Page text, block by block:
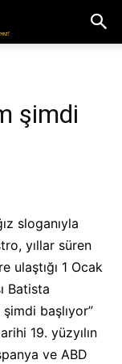
şimdi
sloganıyla
yıllar süren
ulaştığı 1 Ocak
Batista
başlıyor”
19. yüzyılın
ve ABD